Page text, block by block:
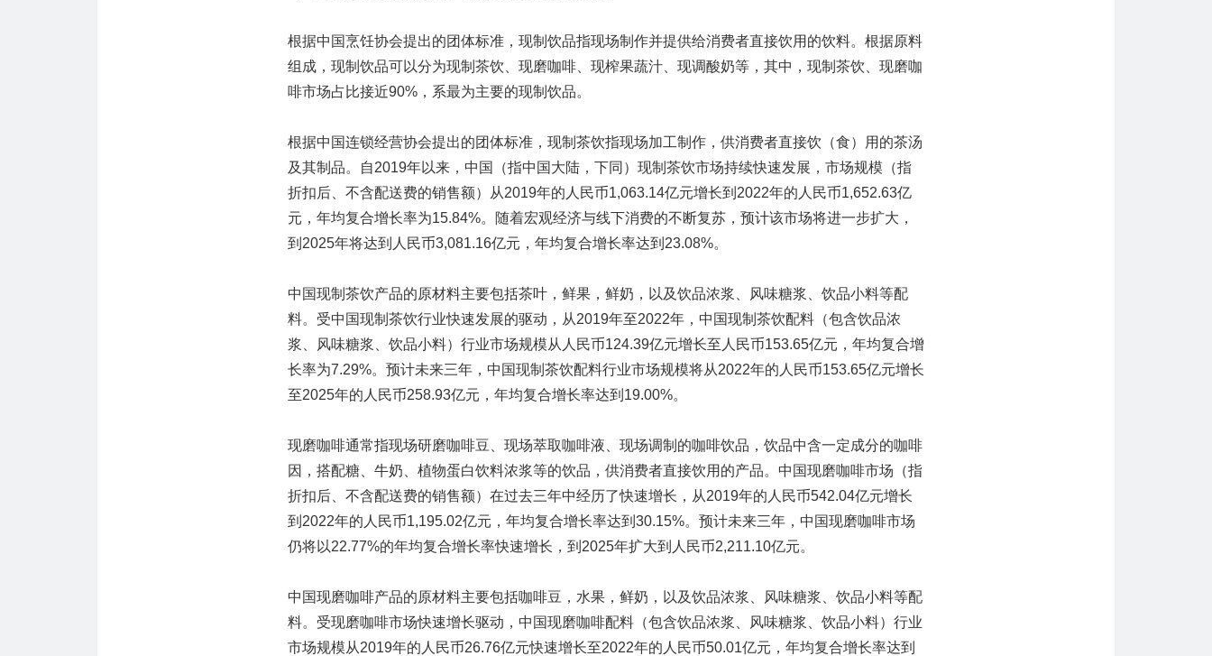
根据中国烹饪协会提出的团体标准，现制饮品指现场制作并提供给消费者直接饮用的饮料。根据原料
组成，现制饮品可以分为现制茶饮、现磨咖啡、现榨果蔬汁、现调酸奶等，其中，现制茶饮、现磨咖
啡市场占比接近90%，系最为主要的现制饮品。
根据中国连锁经营协会提出的团体标准，现制茶饮指现场加工制作，供消费者直接饮（食）用的茶汤
及其制品。自2019年以来，中国（指中国大陆，下同）现制茶饮市场持续快速发展，市场规模（指
折扣后、不含配送费的销售额）从2019年的人民币1,063.14亿元增长到2022年的人民币1,652.63亿
元，年均复合增长率为15.84%。随着宏观经济与线下消费的不断复苏，预计该市场将进一步扩大，
到2025年将达到人民币3,081.16亿元，年均复合增长率达到23.08%。
中国现制茶饮产品的原材料主要包括茶叶，鲜果，鲜奶，以及饮品浓浆、风味糖浆、饮品小料等配
料。受中国现制茶饮行业快速发展的驱动，从2019年至2022年，中国现制茶饮配料（包含饮品浓
浆、风味糖浆、饮品小料）行业市场规模从人民币124.39亿元增长至人民币153.65亿元，年均复合增
长率为7.29%。预计未来三年，中国现制茶饮配料行业市场规模将从2022年的人民币153.65亿元增长
至2025年的人民币258.93亿元，年均复合增长率达到19.00%。
现磨咖啡通常指现场研磨咖啡豆、现场萃取咖啡液、现场调制的咖啡饮品，饮品中含一定成分的咖啡
因，搭配糖、牛奶、植物蛋白饮料浓浆等的饮品，供消费者直接饮用的产品。中国现磨咖啡市场（指
折扣后、不含配送费的销售额）在过去三年中经历了快速增长，从2019年的人民币542.04亿元增长
到2022年的人民币1,195.02亿元，年均复合增长率达到30.15%。预计未来三年，中国现磨咖啡市场
仍将以22.77%的年均复合增长率快速增长，到2025年扩大到人民币2,211.10亿元。
中国现磨咖啡产品的原材料主要包括咖啡豆，水果，鲜奶，以及饮品浓浆、风味糖浆、饮品小料等配
料。受现磨咖啡市场快速增长驱动，中国现磨咖啡配料（包含饮品浓浆、风味糖浆、饮品小料）行业
市场规模从2019年的人民币26.76亿元快速增长至2022年的人民币50.01亿元，年均复合增长率达到